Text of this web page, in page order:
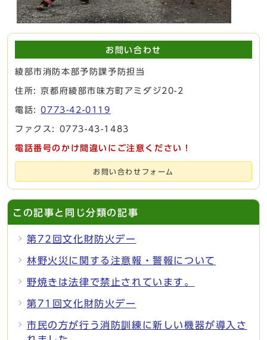
お問い合わせ
綾部市消防本部予防課予防担当
住所: 京都府綾部市味方町アミダジ20-2
電話:0773-42-0119
ファクス: 0773-43-1483
電話番号のかけ間違いにご注意ください！
お問い合わせフォーム
この記事と同じ分類の記事
第72回文化財防火デー
林野火災に関する注意報・警報について
野焼きは法律で禁止されています。
第71回文化財防火デー
市民の方が行う消防訓練に新しい機器が導入さ